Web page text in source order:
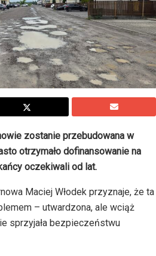
zostanie przebudowana w
otrzymało dofinansowanie na
oczekiwali od lat.
Maciej Włodek przyznaje, że ta
– utwardzona, ale wciąż
sprzyjała bezpieczeństwu